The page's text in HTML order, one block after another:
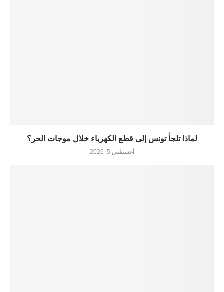
لماذا تلجأ تونس إلى قطع الكهرباء خلال موجات الحر؟
أغسطس 5, 2026